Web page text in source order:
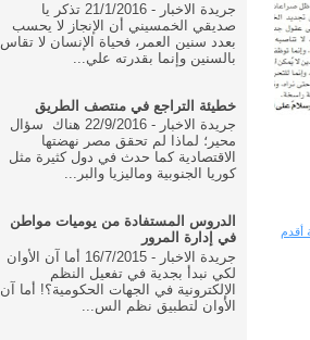
أقدم
جريدة الاخبار - 21/1/2016 تذكر يا
صديقي الخمسيني أن الإنجاز لا يحسب
بعدد سنين العمر، فحياة الإنسان لا تقاس
بالسنين وإنما بقدرته علي...
خطيئة التراجع في منتصف الطريق
جريدة الاخبار - 22/9/2016 هناك سؤال
محير؛ لماذا لم تحقق مصر نهضتها
الاقتصادية كما حدث في دول كثيرة مثل
كوريا الجنوبية وماليزيا والبر...
الدروس المستفادة من يوميات مواطن
في إدارة المرور
جريدة الاخبار - 16/7/2015 أما آن الأوان
لكي نبدأ بجدية في تفعيل النظم
الإلكترونية في الجهات الحكومية؟! أما آن
الأوان لتطبيق نظم الس...